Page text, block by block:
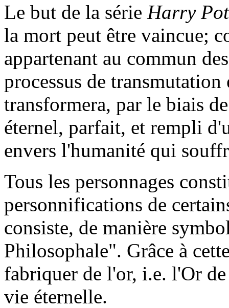
Le but de la série Harry
la mort peut être vaincue;
appartenant au commun
processus de
transformera, par le biais
éternel, parfait, et rempli
envers l'humanité qui
Tous les personnages
personnifications de
consiste, de manière
Philosophale". Grâce à
fabriquer de l'or, i.e. l'Or
vie éternelle.